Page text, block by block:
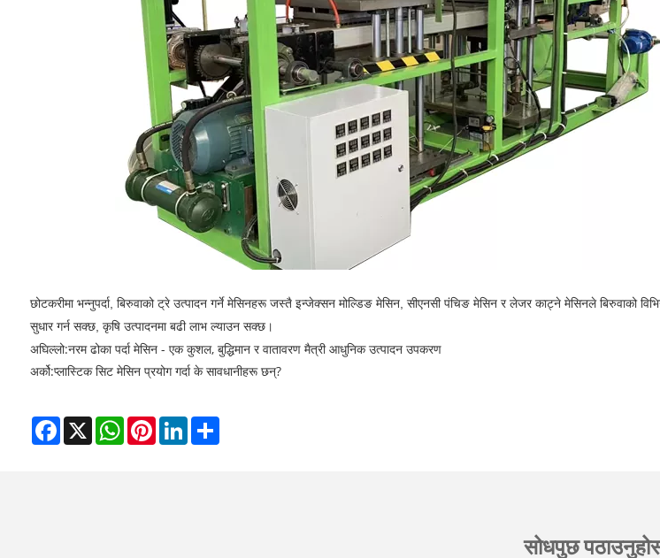
छोटकरीमा भन्नुपर्दा, बिरुवाको ट्रे उत्पादन गर्ने मेसिनहरू जस्तै इन्जेक्सन मोल्डिङ मेसिन, सीएनसी पंचिङ मेसिन र लेजर काट्ने मेसिनले बिरुवाको
सुधार गर्न सक्छ, कृषि उत्पादनमा बढी लाभ ल्याउन सक्छ।
अघिल्लो:नरम ढोका पर्दा मेसिन - एक कुशल, बुद्धिमान र वातावरण मैत्री आधुनिक उत्पादन उपकरण
अर्को:प्लास्टिक सिट मेसिन प्रयोग गर्दा के सावधानीहरू छन्?
Facebook
X WhatsAppPinterestLinkedInShare
सोधपुछ